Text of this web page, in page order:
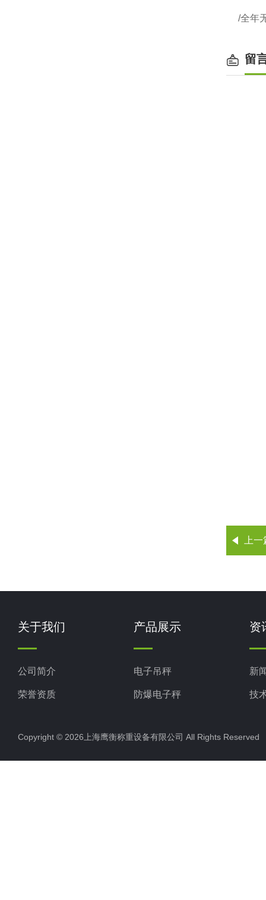
/全年
留
上
关于我们
公司简介
荣誉资质
产品展示
电子吊秤
防爆电子秤
电子汽车衡
电子天平
资
新
技
Copyright © 2026上海鹰衡称重设备有限公司 All Rights